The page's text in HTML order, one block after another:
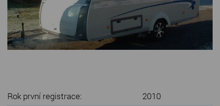
Rok první registrace:
2010